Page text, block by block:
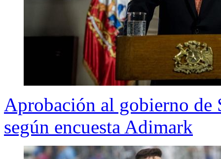
Aprobación al gobierno de
según encuesta Adimark